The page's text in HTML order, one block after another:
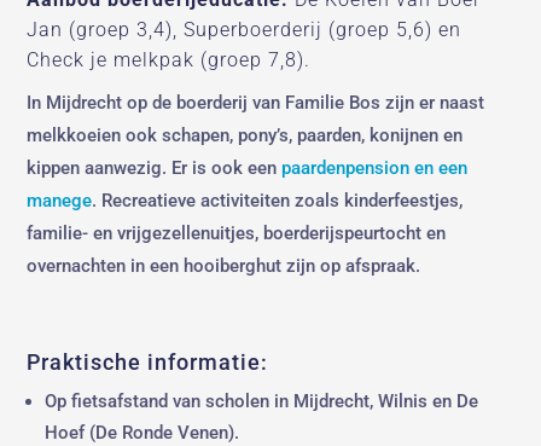
Jan (groep 3,4), Superboerderij (groep 5,6) en
Check je melkpak (groep 7,8).
In Mijdrecht op de boerderij van Familie Bos zijn er naast
melkkoeien ook schapen, pony’s, paarden, konijnen en
kippen aanwezig. Er is ook een paardenpension en een
manege. Recreatieve activiteiten zoals kinderfeestjes,
familie- en vrijgezellenuitjes, boerderijspeurtocht en
overnachten in een hooiberghut zijn op afspraak.
Praktische informatie:
Op fietsafstand van scholen in Mijdrecht, Wilnis en De
Hoef (De Ronde Venen).